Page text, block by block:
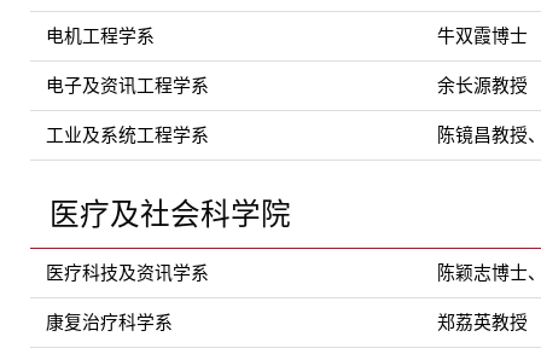
电机工程学系 牛双霞博士
电子及资讯工程学系 余长源教授
工业及系统工程学系 陈镜昌教授
医疗及社会科学院
医疗科技及资讯学系 陈颖志博士
康复治疗科学系 郑荔英教授